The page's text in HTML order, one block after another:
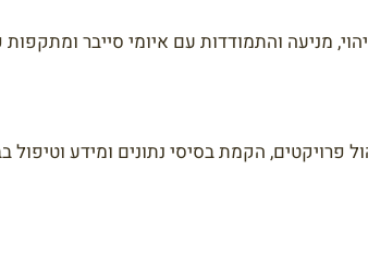
והתמודדות עם איומי סייבר ומתקפות
פרויקטים, הקמת בסיסי נתונים ומידע